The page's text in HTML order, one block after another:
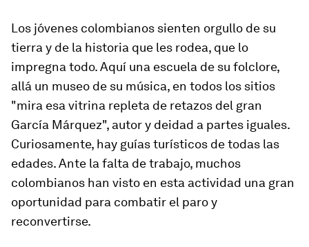
Los jóvenes colombianos sienten orgullo de su
tierra y de la historia que les rodea, que lo
impregna todo. Aquí una escuela de su folclore,
allá un museo de su música, en todos los sitios
"mira esa vitrina repleta de retazos del gran
García Márquez", autor y deidad a partes iguales.
Curiosamente, hay guías turísticos de todas las
edades. Ante la falta de trabajo, muchos
colombianos han visto en esta actividad una gran
oportunidad para combatir el paro y
reconvertirse.